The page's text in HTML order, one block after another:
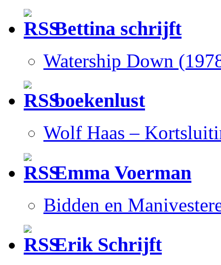
Bettina schrijft
Watership Down
boekenlust
Wolf Haas –
Emma Voerman
Bidden en
Erik Schrijft